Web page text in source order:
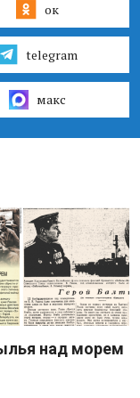
ок
telegram
макс
над морем